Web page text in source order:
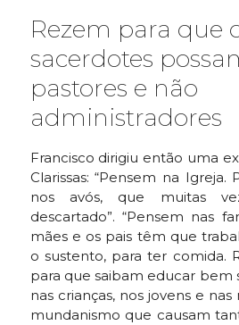
Rezem para que
sacerdotes
pastores e não
administradores
Francisco dirigiu então uma
Clarissas: “Pensem na Igreja.
nos avós, que muitas
descartado”. “Pensem nas
mães e os pais têm que
o sustento, para ter comida.
para que saibam educar bem
nas crianças, nos jovens e
mundanismo que causam